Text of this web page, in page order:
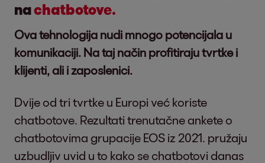
nachatbotove.
Ova tehnologija nudi mnogo potencijala u
komunikaciji. Na taj način profitiraju tvrtke i
klijenti, ali i zaposlenici.
Dvije od tri tvrtke u Europi već koriste
chatbotove. Rezultati trenutačne ankete o
chatbotovima grupacije EOS iz 2021. pružaju
uzbudljiv uvid u to kako se chatbotovi danas